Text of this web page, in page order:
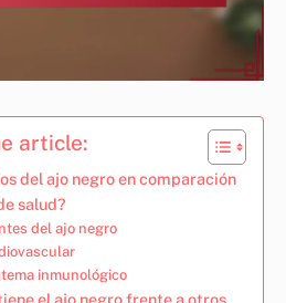
article:
del ajo negro en comparación
salud?
del ajo negro
inmunológico
el ajo negro frente a otros